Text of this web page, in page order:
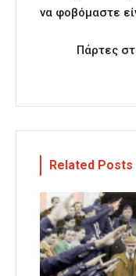
να φοβόμαστε
Πάρτες
Related Posts